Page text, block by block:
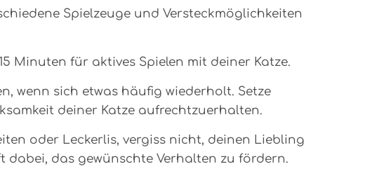
Spielzeuge und Versteckmöglichkeiten
Minuten für aktives Spielen mit deiner Katze.
wenn sich etwas häufig wiederholt. Setze
deiner Katze aufrechtzuerhalten.
oder Leckerlis, vergiss nicht, deinen Liebling
dabei, das gewünschte Verhalten zu fördern.